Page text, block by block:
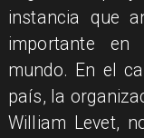
instancia que
importante en
mundo. En el
país, la
William Levet,